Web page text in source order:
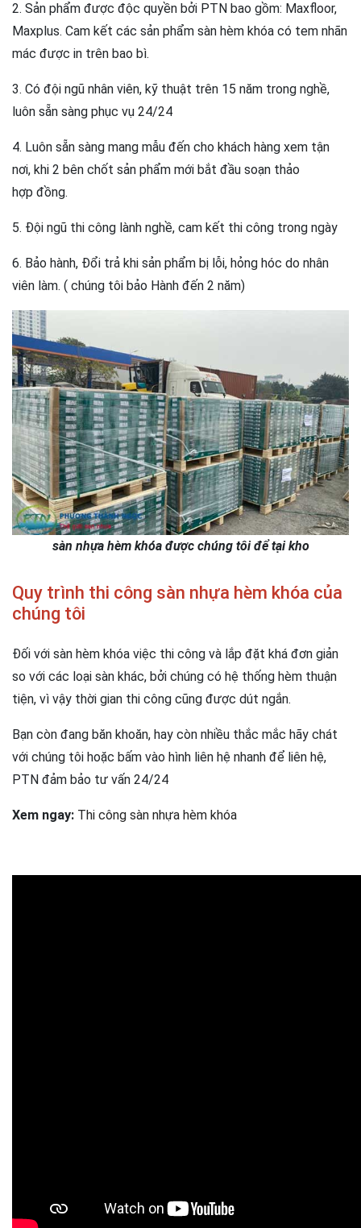
2. Sản phẩm được độc quyền bởi PTN bao gồm: Maxfloor,
Maxplus. Cam kết các sản phẩm sàn hèm khóa có tem nhãn
mác được in trên bao bì.
3. Có đội ngũ nhân viên, kỹ thuật trên 15 năm trong nghề,
luôn sẵn sàng phục vụ 24/24
4. Luôn sẵn sàng mang mẫu đến cho khách hàng xem tận
nơi, khi 2 bên chốt sản phẩm mới bắt đầu soạn thảo
hợp đồng.
5. Đội ngũ thi công lành nghề, cam kết thi công trong ngày
6. Bảo hành, Đổi trả khi sản phẩm bị lỗi, hỏng hóc do nhân
viên làm. ( chúng tôi bảo Hành đến 2 năm)
sàn nhựa hèm khóa được chúng tôi để tại kho
Quy trình thi công sàn nhựa hèm khóa của
chúng tôi
Đối với sàn hèm khóa việc thi công và lắp đặt khá đơn giản
so với các loại sàn khác, bởi chúng có hệ thống hèm thuận
tiện, vì vậy thời gian thi công cũng được dút ngắn.
Bạn còn đang băn khoăn, hay còn nhiều thắc mắc hãy chát
với chúng tôi hoặc bấm vào hình liên hệ nhanh để liên hệ,
PTN đảm bảo tư vấn 24/24
Xem ngay: Thi công sàn nhựa hèm khóa